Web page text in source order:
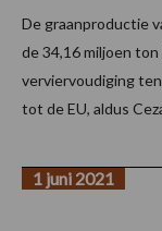
De graanproductie
de 34,16 miljoen
verviervoudiging
tot de EU, aldus
1 juni 2021